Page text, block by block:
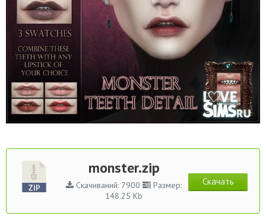
monster.zip
Скачиваний: 7900
Размер:
148.25 Kb
Скачать